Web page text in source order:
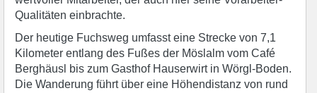
Qualitäten einbrachte.
Der heutige Fuchsweg umfasst eine Strecke von 7,1
Kilometer entlang des Fußes der Möslalm vom Café
Berghäusl bis zum Gasthof Hauserwirt in Wörgl-Boden.
Die Wanderung führt über eine Höhendistanz von rund